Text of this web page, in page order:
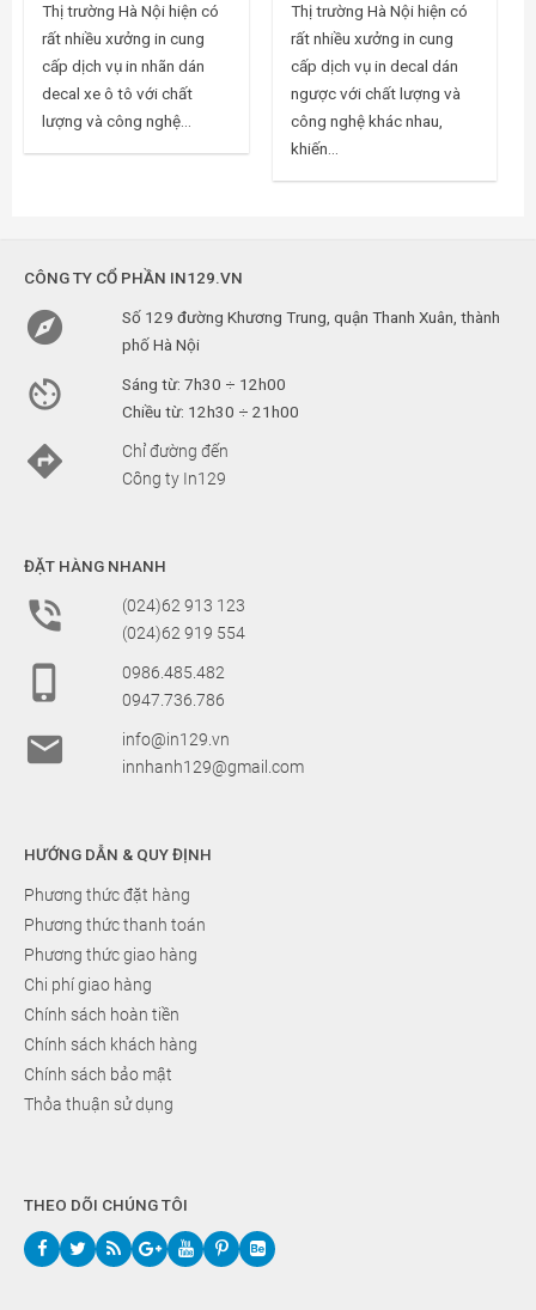
Thị trường Hà Nội hiện có
rất nhiều xưởng in cung
cấp dịch vụ in nhãn dán
decal xe ô tô với chất
lượng và công nghệ...
Thị trường Hà Nội hiện có
rất nhiều xưởng in cung
cấp dịch vụ in decal dán
ngược với chất lượng và
công nghệ khác nhau,
khiến...
CÔNG TY CỔ PHẦN IN129.VN

Số 129 đường Khương Trung, quận Thanh Xuân, thành
phố Hà Nội

Sáng từ: 7h30 ÷ 12h00
Chiều từ: 12h30 ÷ 21h00

Chỉ đường đến
Công ty In129
ĐẶT HÀNG NHANH

(024)62 913 123
(024)62 919 554

0986.485.482
0947.736.786

info@in129.vn
innhanh129@gmail.com
HƯỚNG DẪN & QUY ĐỊNH
Phương thức đặt hàng
Phương thức thanh toán
Phương thức giao hàng
Chi phí giao hàng
Chính sách hoàn tiền
Chính sách khách hàng
Chính sách bảo mật
Thỏa thuận sử dụng
THEO DÕI CHÚNG TÔI